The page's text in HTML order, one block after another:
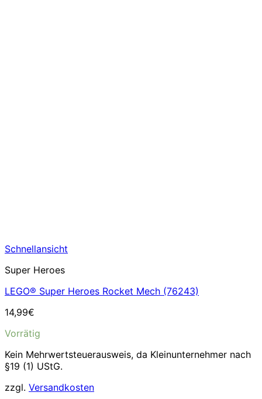
Schnellansicht
Super Heroes
LEGO® Super Heroes Rocket Mech (76243)
14,99€
Vorrätig
Kein Mehrwertsteuerausweis, da Kleinunternehmer nach
§19 (1) UStG.
zzgl. Versandkosten